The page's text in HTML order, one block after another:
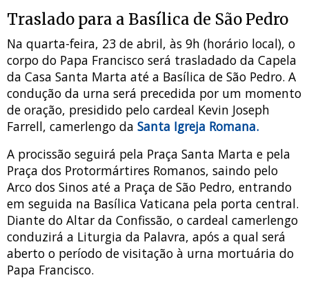
Traslado para a Basílica de São Pedro
Na quarta-feira, 23 de abril, às 9h (horário local), o
corpo do Papa Francisco será trasladado da Capela
da Casa Santa Marta até a Basílica de São Pedro. A
condução da urna será precedida por um momento
de oração, presidido pelo cardeal Kevin Joseph
Farrell, camerlengo da Santa Igreja Romana.
A procissão seguirá pela Praça Santa Marta e pela
Praça dos Protormártires Romanos, saindo pelo
Arco dos Sinos até a Praça de São Pedro, entrando
em seguida na Basílica Vaticana pela porta central.
Diante do Altar da Confissão, o cardeal camerlengo
conduzirá a Liturgia da Palavra, após a qual será
aberto o período de visitação à urna mortuária do
Papa Francisco.